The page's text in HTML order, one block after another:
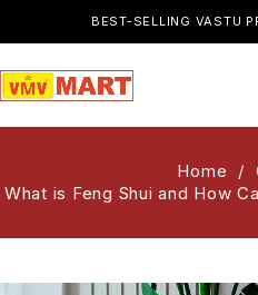
BEST-SELLING VASTU
Home /
What is Feng Shui and How